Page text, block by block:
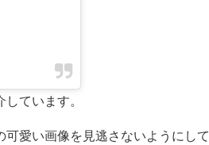
ています。
可愛い画像を見逃さないようにして